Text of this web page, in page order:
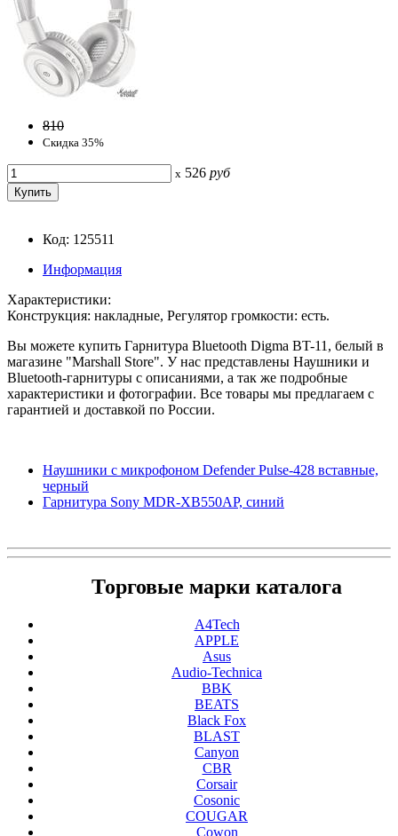
810
Скидка 35%
x 526 руб
Код: 125511
Информация
Характеристики:
Конструкция: накладные, Регулятор громкости: есть.
Вы можете купить Гарнитура Bluetooth Digma BT-11, белый в
магазине "Marshall Store". У нас представлены Наушники и
Bluetooth-гарнитуры с описаниями, а так же подробные
характеристики и фотографии. Все товары мы предлагаем с
гарантией и доставкой по России.
Наушники с микрофоном Defender Pulse-428 вставные,
черный
Гарнитура Sony MDR-XB550AP, синий
Торговые марки каталога
A4Tech
APPLE
Asus
Audio-Technica
BBK
BEATS
Black Fox
BLAST
Canyon
CBR
Corsair
Cosonic
COUGAR
Cowon